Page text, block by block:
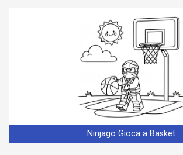
Ninjago Gioca a Basket